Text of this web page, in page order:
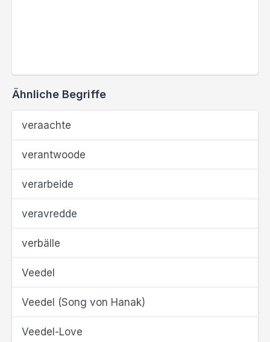
Ähnliche Begriffe
veraachte
verantwoode
verarbeide
veravredde
verbälle
Veedel
Veedel (Song von Hanak)
Veedel-Love